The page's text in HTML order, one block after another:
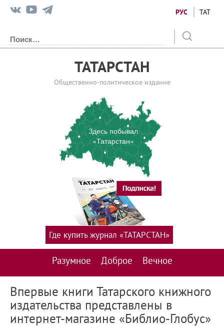
РУС ТАТ
ТАТАРСТАН
Общественно-политическое издание
Здесь побывал
«Татарстан»
Разумное Доброе Вечное
Где купить журнал «ТАТАРСТАН»
Впервые книги Татарского книжного
издательства представлены в
интернет-магазине «Библио-Глобус»